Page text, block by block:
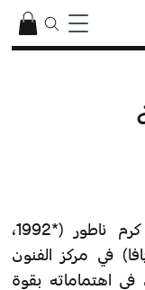
يواصل معرض «رؤية ليليّة» للفنان كرم ناطور (*1992،
في مركز الفنون
في اهتماماته بقوة